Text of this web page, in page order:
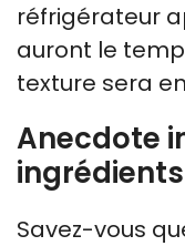
réfrigérateur
auront le
texture sera
Anecdote
ingrédients
Savez-vous